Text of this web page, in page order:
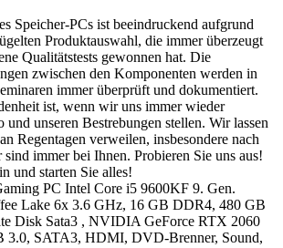
Speicher-PCs ist beeindruckend aufgrund
Produktauswahl, die immer überzeugt
Qualitätstests gewonnen hat. Die
zwischen den Komponenten werden in
immer überprüft und dokumentiert.
ist, wenn wir uns immer wieder
und unseren Bestrebungen stellen. Wir lassen
Regentagen verweilen, insbesondere nach
immer bei Ihnen. Probieren Sie uns aus!
und starten Sie alles!
PC Intel Core i5 9600KF 9. Gen.
Lake 6x 3.6 GHz, 16 GB DDR4, 480 GB
Disk Sata3 , NVIDIA GeForce RTX 2060
3.0, SATA3, HDMI, DVD-Brenner, Sound,